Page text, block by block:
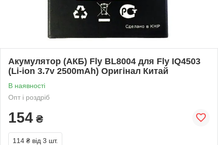
Акумулятор (АКБ) Fly BL8004 для Fly IQ4503
(Li-ion 3.7v 2500mAh) Оригінал Китай
В наявності
Опт і роздріб
154 ₴
114 ₴ від 3 шт.